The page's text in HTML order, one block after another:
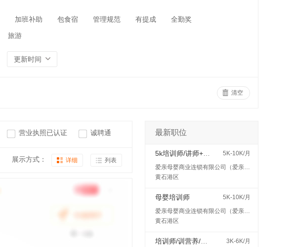
加班补助 包食宿 管理规范 有提成 全勤奖
旅游
更新时间
清空
营业执照已认证 诚聘通
展示方式： 详细 列表
最新职位
5K-10K/月
爱亲母婴商业连锁有限公司（爱亲母婴）
黄石港区
母婴培训师
5K-10K/月
爱亲母婴商业连锁有限公司（爱亲母婴）
黄石港区
3K-6K/月